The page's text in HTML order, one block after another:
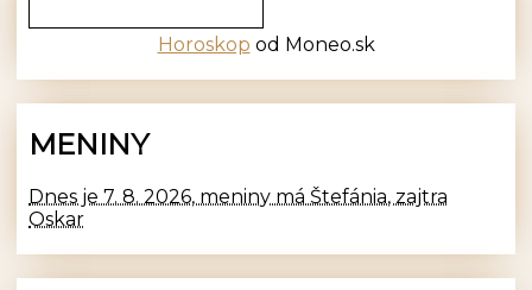
Horoskop od Moneo.sk
MENINY
Dnes je 7. 8. 2026, meniny má Štefánia, zajtra
Oskar